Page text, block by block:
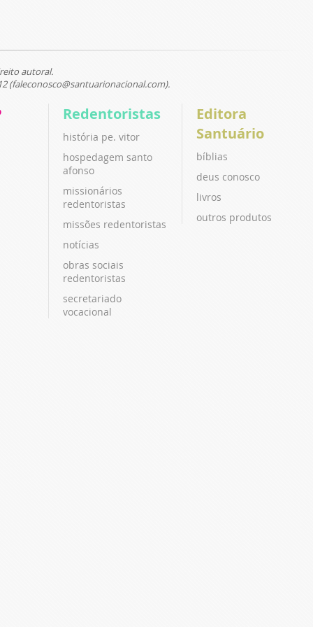
autoral.
(faleconosco@santuarionacional.com).
Redentoristas
história pe. vitor
hospedagem santo
afonso
missionários
redentoristas
missões redentoristas
notícias
obras sociais
redentoristas
secretariado
vocacional
Editora
Santuário
bíblias
deus conosco
livros
outros produtos